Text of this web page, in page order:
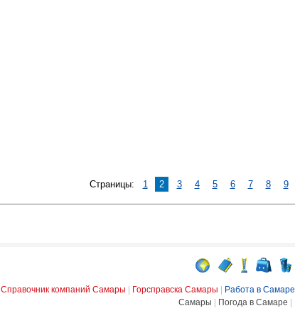
Страницы: 1 2 3 4 5 6 7 8 9
Справочник компаний Самары Горсправска Самары Работа в Самаре
Самары
Погода в Самаре